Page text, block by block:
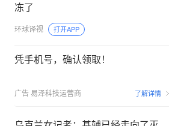
冻了
环球译视 打开APP
凭手机号，确认领取！
广告 易泽科技运营商 了解详情